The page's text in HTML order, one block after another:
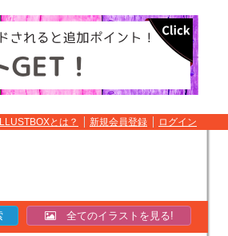
ILLUSTBOXとは？ 新規会員登録 ログイン
全てのイラストを見る!